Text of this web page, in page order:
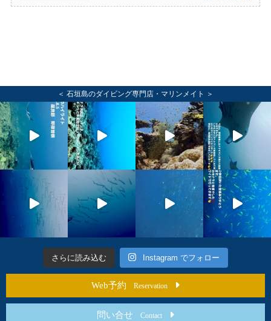
＜ 石垣島のダイビング専門店・マリンメイト ＞
さらに読み込む Instagram でフォロー
Web予約 Reservation
問い合せ Contact